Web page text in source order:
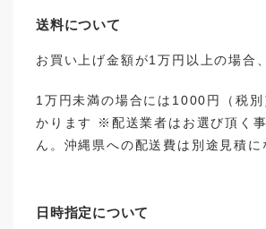
送料について
お買い上げ金額が1万円以上の場合
1万円未満の場合には1000円（税別
かります ※配送業者はお選び頂く
ん。沖縄県への配送費は別途見積に
日時指定について